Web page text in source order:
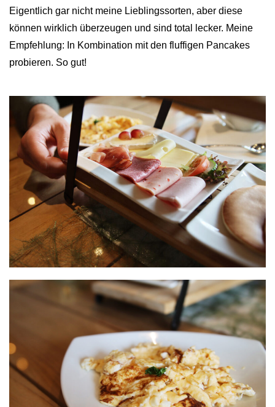
Eigentlich gar nicht meine Lieblingssorten, aber diese
können wirklich überzeugen und sind total lecker. Meine
Empfehlung: In Kombination mit den fluffigen Pancakes
probieren. So gut!